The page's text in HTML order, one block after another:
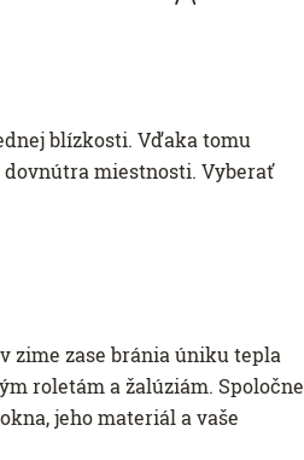
blízkosti. Vďaka tomu
miestnosti. Vyberať
zime zase bránia úniku tepla
roletám a žalúziám. Spoločne
jeho materiál a vaše